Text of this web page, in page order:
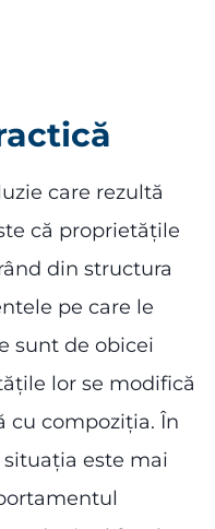
care rezultă
că proprietățile
din structura
pe care le
sunt de obicei
lor se modifică
cu compoziția. În
este mai